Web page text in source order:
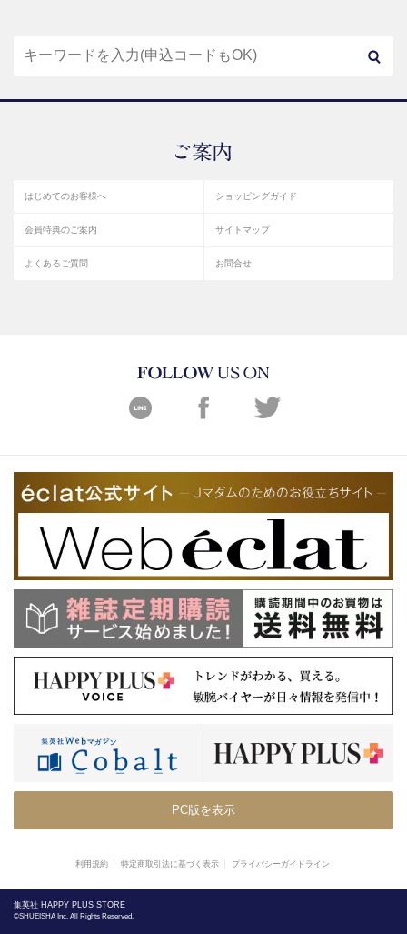
はじめてのお客様へ ショッピングガイド
会員特典のご案内 サイトマップ
よくあるご質問 お問合せ
PC版を表示
利用規約 特定商取引法に基づく表示 プライバシーガイドライン
集英社 HAPPY PLUS STORE
©SHUEISHA Inc. All Rights Reserved.